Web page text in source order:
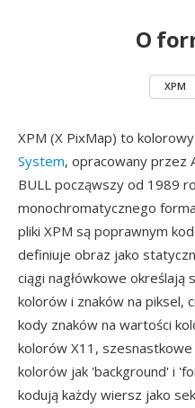
O
XPM
XPM (X PixMap) to
System, opracowany przez
BULL począwszy od 1989
monochromatycznego
pliki XPM są poprawnym
definiuje obraz jako
ciągi nagłówkowe określają
kolorów i znaków na piksel,
kody znaków na wartości
kolorów X11,
kolorów jak 'background' i
kodują każdy wiersz jako